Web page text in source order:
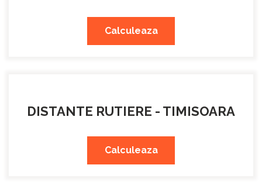
Calculeaza
DISTANTE RUTIERE - TIMISOARA
Calculeaza